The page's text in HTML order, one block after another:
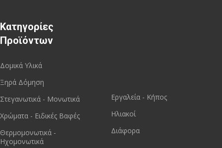
Κατηγορίες
Προϊόντων
Δομικά Υλικά
Ξηρά Δόμηση
Στεγανωτικά - Μονωτικά
Χρώματα - Ειδικές Βαφές
Θερμομονωτικά -
Ηχομονωτικά
Εργαλεία - Κήπος
Ηλιακοί
Διάφορα